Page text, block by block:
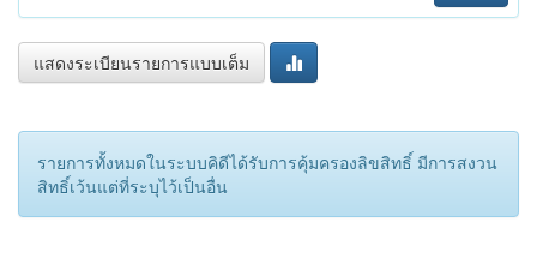
แสดงระเบียนรายการแบบเต็ม
รายการทั้งหมดในระบบคิดีได้รับการคุ้มครองลิขสิทธิ์ มีการสงวน
สิทธิ์เว้นแต่ที่ระบุไว้เป็นอื่น